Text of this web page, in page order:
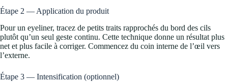
Étape 2 — Application du produit
Pour un eyeliner, tracez de petits traits rapprochés du bord des cils
plutôt qu’un seul geste continu. Cette technique donne un résultat plus
net et plus facile à corriger. Commencez du coin interne de l’œil vers
l’externe.
Étape 3 — Intensification (optionnel)